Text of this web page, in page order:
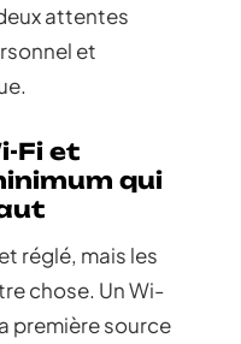
attentes
et
Fi et
qui
réglé, mais les
chose. Un Wi-
première source